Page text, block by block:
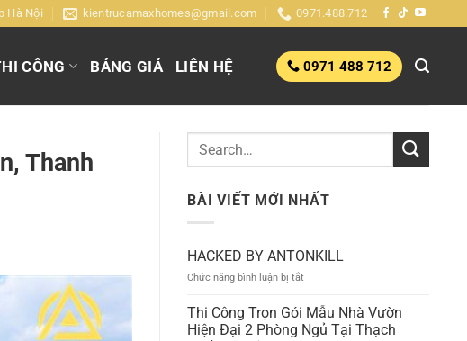
Hà Nội kientrucamaxhomes@gmail.com 0971.488.712
CÔNG BẢNG GIÁ LIÊN HỆ 0971 488 712
Thanh
BÀI VIẾT MỚI NHẤT
HACKED BY ANTONKILL
Chức năng bình luận bị tắt
BY
ANTONKILL
Thi Công Trọn Gói Mẫu Nhà Vườn
Hiện Đại 2 Phòng Ngủ Tại Thạch